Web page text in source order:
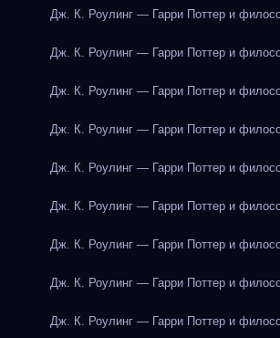
Дж. К. Роулинг — Гарри Поттер и
Дж. К. Роулинг — Гарри Поттер и
Дж. К. Роулинг — Гарри Поттер и
Дж. К. Роулинг — Гарри Поттер и
Дж. К. Роулинг — Гарри Поттер и
Дж. К. Роулинг — Гарри Поттер и
Дж. К. Роулинг — Гарри Поттер и
Дж. К. Роулинг — Гарри Поттер и
Дж. К. Роулинг — Гарри Поттер и